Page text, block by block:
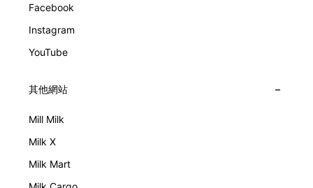
Facebook
Instagram
YouTube
其他網站
Mill Milk
Milk X
Milk Mart